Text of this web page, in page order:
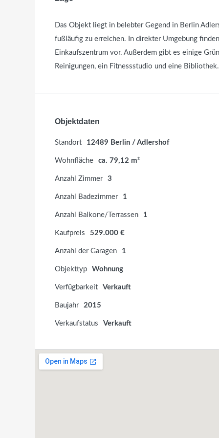
Das Objekt liegt in belebter Gegend in Berlin
fußläufig zu erreichen. In direkter Umgebung
Einkaufszentrum vor. Außerdem gibt es einige
Reinigungen, ein Fitnessstudio und eine Bibliothek.
Objektdaten
Standort 12489 Berlin / Adlershof
Wohnfläche ca. 79,12 m²
Anzahl Zimmer 3
Anzahl Badezimmer 1
Anzahl Balkone/Terrassen 1
Kaufpreis 529.000 €
Anzahl der Garagen 1
Objekttyp Wohnung
Verfügbarkeit Verkauft
Baujahr 2015
Verkaufstatus Verkauft